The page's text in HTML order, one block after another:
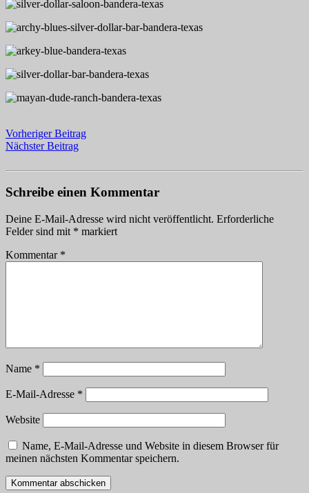
Vorheriger Beitrag
Nächster Beitrag
Schreibe einen Kommentar
Deine E-Mail-Adresse wird nicht veröffentlicht. Erforderliche
Felder sind mit * markiert
Kommentar *
Name *
E-Mail-Adresse *
Website
Name, E-Mail-Adresse und Website in diesem Browser für
meinen nächsten Kommentar speichern.